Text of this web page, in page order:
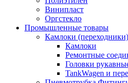
Винипласт
Оргстекло
Промышленные товары
Камлоки (переходники)
Камлоки
Ремонтные
Головки
TankWagen и